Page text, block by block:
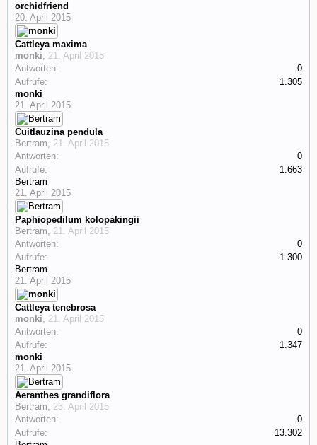
orchidfriend
20. April 2015
Cattleya maxima
monki, 21. April 2015
Antworten:
0
Aufrufe:
1.305
monki
21. April 2015
Cuitlauzina pendula
Bertram, 21. April 2015
Antworten:
0
Aufrufe:
1.663
Bertram
21. April 2015
Paphiopedilum kolopakingii
Bertram, 21. April 2015
Antworten:
0
Aufrufe:
1.300
Bertram
21. April 2015
Cattleya tenebrosa
monki, 21. April 2015
Antworten:
0
Aufrufe:
1.347
monki
21. April 2015
Aeranthes grandiflora
Bertram, 23. April 2015
Antworten:
0
Aufrufe:
13.302